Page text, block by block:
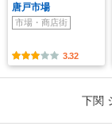
唐戸市場
市場・商店街
3.32
下関